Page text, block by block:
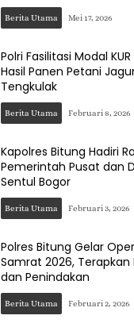
Berita Utama Mei 17, 2026
Polri Fasilitasi Modal
Hasil Panen Petani
Tengkulak
Berita Utama Februari 8, 2026
Kapolres Bitung Hadiri
Pemerintah Pusat dan
Sentul Bogor
Berita Utama Februari 3, 2026
Polres Bitung Gelar
Samrat 2026, Terapkan
dan Penindakan
Berita Utama Februari 2, 2026